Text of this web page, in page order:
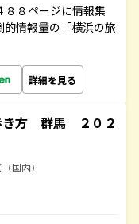
８８ページに情報集
情報量の「横浜の旅
詳細を見る
き方 群馬 ２０２
国内）